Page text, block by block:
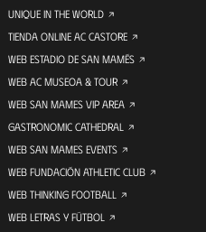
UNIQUE IN THE WORLD
TIENDA ONLINE AC CASTORE
WEB ESTADIO DE SAN MAMÉS
WEB AC MUSEOA & TOUR
WEB SAN MAMES VIP AREA
GASTRONOMIC CATHEDRAL
WEB SAN MAMES EVENTS
WEB FUNDACIÓN ATHLETIC CLUB
WEB THINKING FOOTBALL
WEB LETRAS Y FÚTBOL